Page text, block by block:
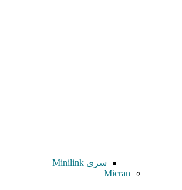
سری Minilink
Micran